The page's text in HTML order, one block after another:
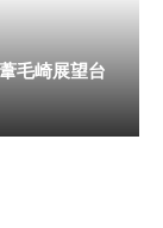
毛崎展望台